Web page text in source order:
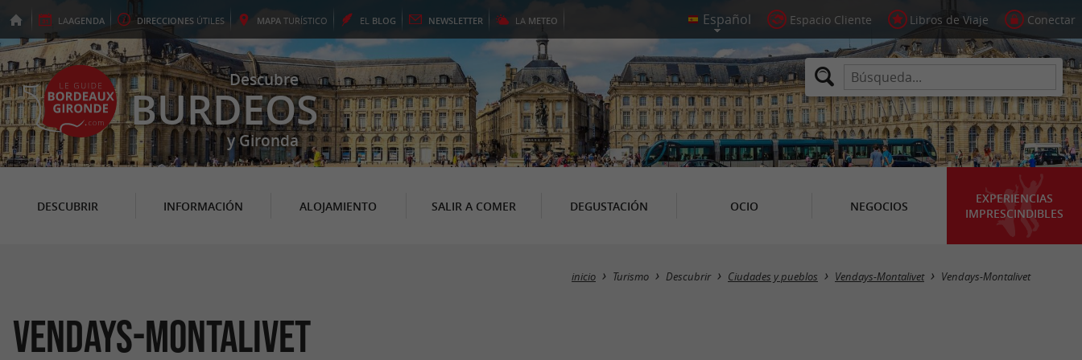
LAAGENDA DIRECCIONES ÚTILES MAPA TURÍSTICO EL BLOG NEWSLETTER LA METEO Espacio Cliente Libros de Viaje Conectar
Descubre
BURDEOS
y Gironda
DESCUBRIR INFORMACIÓN ALOJAMIENTO SALIR A COMER DEGUSTACIÓN OCIO NEGOCIOS
EXPERIENCIAS
IMPRESCINDIBLES
inicio Turismo Descubrir Ciudades y pueblos Vendays-Montalivet Vendays-Montalivet
Vendays-Montalivet